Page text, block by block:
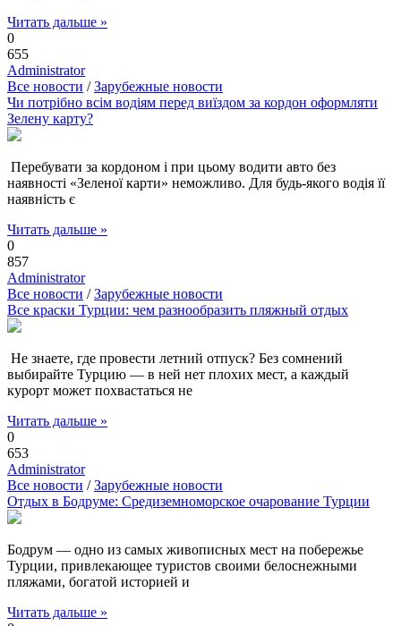
Читать дальше »
0
655
Administrator
Все новости /Зарубежные новости
Чи потрібно всім водіям перед виїздом за кордон оформляти
Зелену карту?
Перебувати за кордоном і при цьому водити авто без
наявності «Зеленої карти» неможливо. Для будь-якого водія її
наявність є
Читать дальше »
0
857
Administrator
Все новости /Зарубежные новости
Все краски Турции: чем разнообразить пляжный отдых
Не знаете, где провести летний отпуск? Без сомнений
выбирайте Турцию — в ней нет плохих мест, а каждый
курорт может похвастаться не
Читать дальше »
0
653
Administrator
Все новости /Зарубежные новости
Отдых в Бодруме: Средиземноморское очарование Турции
Бодрум — одно из самых живописных мест на побережье
Турции, привлекающее туристов своими белоснежными
пляжами, богатой историей и
Читать дальше »